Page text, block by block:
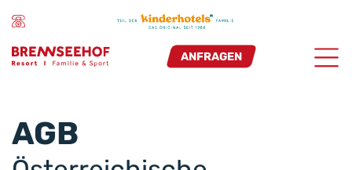
ANFRAGEN
AGB